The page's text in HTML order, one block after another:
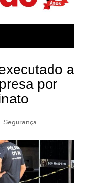
a
por
Segurança